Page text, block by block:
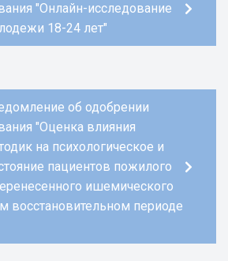
"Онлайн-исследование
18-24 лет"
об одобрении
"Оценка влияния
на психологическое и
пациентов пожилого
ишемического
восстановительном периоде